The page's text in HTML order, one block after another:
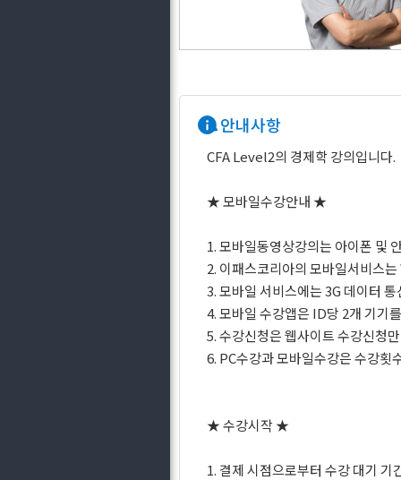
안내사항
CFA Level2의 경제학 강의입니다.
★ 모바일수강안내 ★
1. 모바일동영상강의는 아이폰 및
2. 이패스코리아의 모바일서비스
3. 모바일 서비스에는 3G 데이터
4. 모바일 수강앱은 ID당 2개 기기
5. 수강신청은 웹사이트 수강신청
6. PC수강과 모바일수강은 수강횟
★ 수강시작 ★
1. 결제 시점으로부터 수강 대기